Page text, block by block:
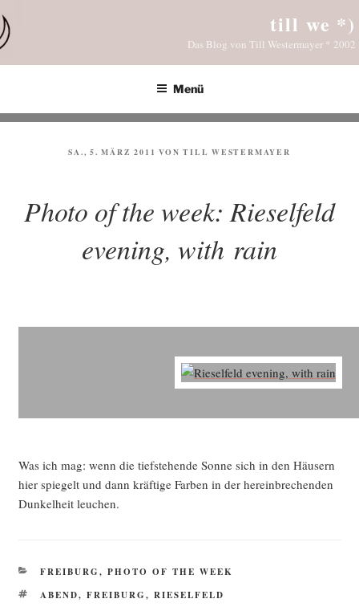
Inhalt
springen
till we *)
Das Blog von Till Westermayer * 2002
Menü
VERÖFFENTLICHT
SA., 5. MÄRZ 2011 VONTILL WESTERMAYER
Photo of the week: Rieselfeld
evening, with rain
Was ich mag: wenn die tief­stehen­de Son­ne sich in den Häu­sern
hier spie­gelt und dann kräf­ti­ge Far­ben in der her­ein­bre­chen­den
Dun­kel­heit leuchen.
KATEGORIEN
FREIBURG, PHOTO OF THE WEEK
SCHLAGWÖRTER
ABEND, FREIBURG, RIESELFELD